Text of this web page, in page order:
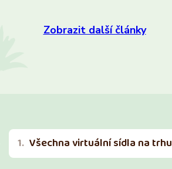
Zobrazit další články
Všechna virtuální sídla na trhu